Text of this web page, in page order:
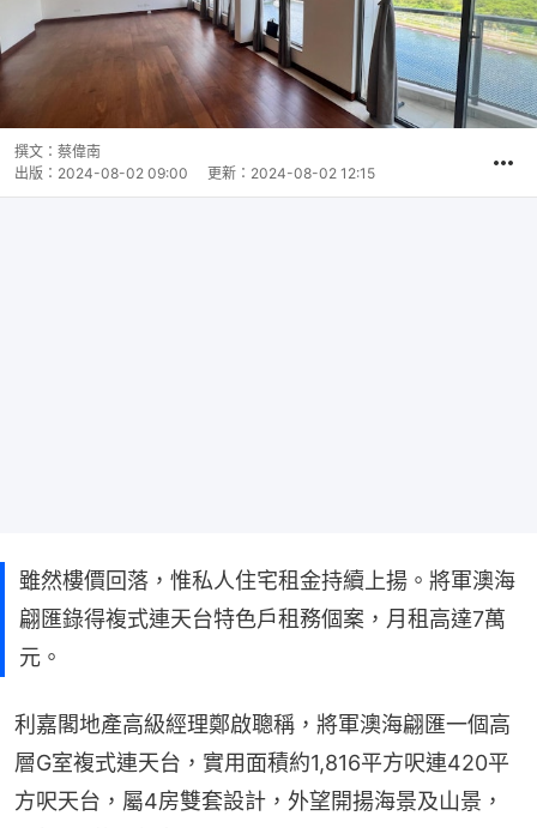
撰文： 蔡偉南
出版： 2024-08-02 09:00 更新： 2024-08-02 12:15
雖然樓價回落，惟私人住宅租金持續上揚。將軍澳海
翩匯錄得複式連天台特色戶租務個案，月租高達7萬
元。
利嘉閣地產高級經理鄭啟聰稱，將軍澳海翩匯一個高
層G室複式連天台，實用面積約1,816平方呎連420平
方呎天台，屬4房雙套設計，外望開揚海景及山景，